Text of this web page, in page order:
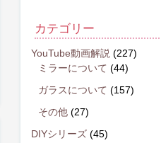
カテゴリー
YouTube動画解説 (227)
ミラーについて (44)
ガラスについて (157)
その他 (27)
DIYシリーズ (45)